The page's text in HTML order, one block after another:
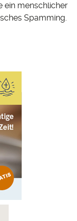
ein menschlicher
Spamming.